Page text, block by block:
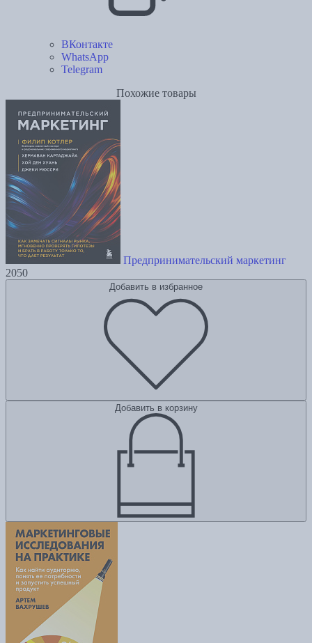
ВКонтакте
WhatsApp
Telegram
Похожие товары
Предпринимательский маркетинг
2050
Добавить в избранное
Добавить в корзину